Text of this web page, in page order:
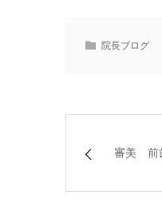
院長ブログ
審美 前